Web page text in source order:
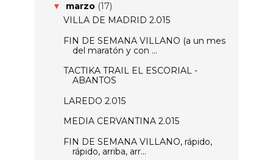
▼ marzo (17)
VILLA DE MADRID 2.015
FIN DE SEMANA VILLANO (a un mes
del maratón y con ...
TACTIKA TRAIL EL ESCORIAL -
ABANTOS
LAREDO 2.015
MEDIA CERVANTINA 2.015
FIN DE SEMANA VILLANO, rápido,
rápido, arriba, arr...